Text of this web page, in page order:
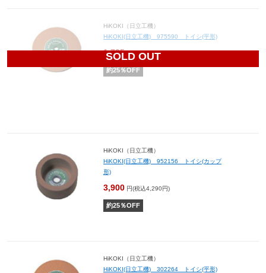
SOLD OUT
HiKOKI（日立工機）
HiKOKI(日立工機) 975590 トイシ(平形)
1,725 円(税込1,898円)
約25％OFF
HiKOKI（日立工機）
HiKOKI(日立工機) 952156 トイシ(カップ
形)
3,900 円(税込4,290円)
約25％OFF
HiKOKI（日立工機）
HiKOKI(日立工機) 302264 トイシ(平形)